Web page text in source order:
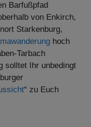
Barfußpfad
von Enkirch,
Starkenburg,
hoch
Tarbach
solltet Ihr unbedingt
“ zu Euch